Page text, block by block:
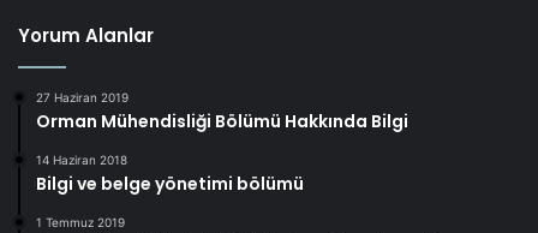
Yorum Alanlar
27 Haziran 2019
Orman Mühendisliği Bölümü Hakkında Bilgi
14 Haziran 2018
Bilgi ve belge yönetimi bölümü
1 Temmuz 2019